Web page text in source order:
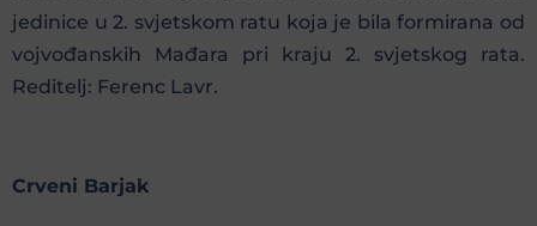
jedinice u 2. svjetskom ratu koja je bila formirana od
vojvođanskih Mađara pri kraju 2. svjetskog rata.
Reditelj: Ferenc Lavr.
Crveni Barjak